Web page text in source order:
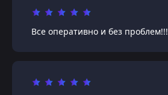
Все оперативно и без проблем!!!